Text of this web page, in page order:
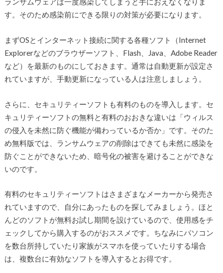
す。そのため感染前にできる限りの対策が必要になります。
まずOSとインターネット接続に関する各種ソフト（Internet
Explorerなどのブラウザーソフト、Flash、Java、Adobe Reader
など）を最新のものにしておきます。通常は自動更新が設定さ
れていますが、手動更新になっている人は注意しましょう。
さらに、セキュリティーソフトも有料のものを導入します。セ
キュリティーソフトの無料と有料のおおきな違いは「ウィルス
の侵入を未然に防ぐ機能が備わっているか否か」です。そのた
め無料版では、ランサムウェアの削除はできても未然に感染を
防ぐことができないため、暗号化の被害を避けることができな
いのです。
有料のセキュリティーソフトはさまざまなメーカーから発売さ
れていますので、自分にあったものを探してみましょう。ほと
んどのソフトが無料お試し期間を設けているので、使用感をチ
ェックしてから購入するのがおススメです。ちなみにパソコン
を数台所持していたり家族がスマホを使っていたりする場合
は、複数台に有効なソフトを導入するとお得です。